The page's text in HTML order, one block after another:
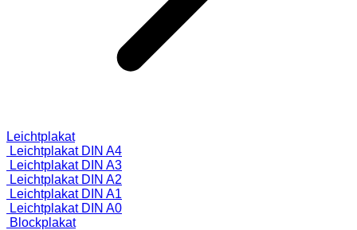
Leichtplakat
Leichtplakat DIN A4
Leichtplakat DIN A3
Leichtplakat DIN A2
Leichtplakat DIN A1
Leichtplakat DIN A0
Blockplakat